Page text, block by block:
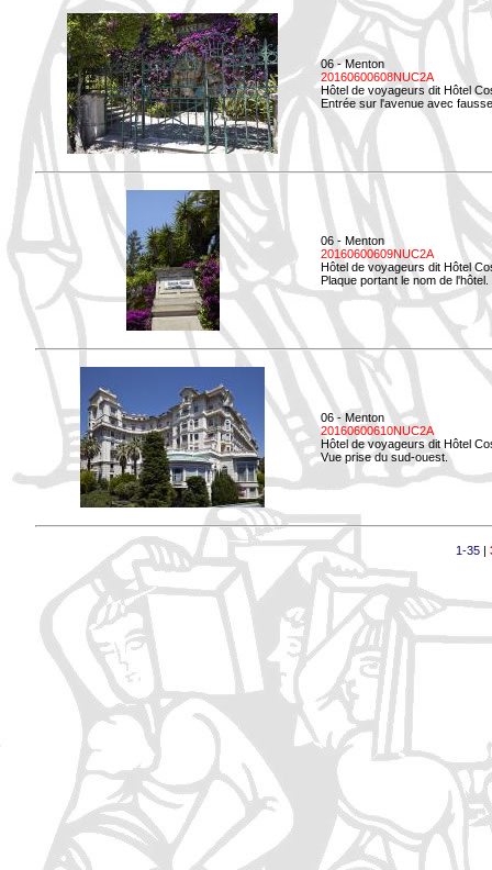
06 - Menton
20160600608NUC2A
Hôtel de voyageurs dit Hôtel
Entrée sur l'avenue avec
06 - Menton
20160600609NUC2A
Hôtel de voyageurs dit Hôtel
Plaque portant le nom de l'hôtel.
06 - Menton
20160600610NUC2A
Hôtel de voyageurs dit Hôtel
Vue prise du sud-ouest.
1-35|